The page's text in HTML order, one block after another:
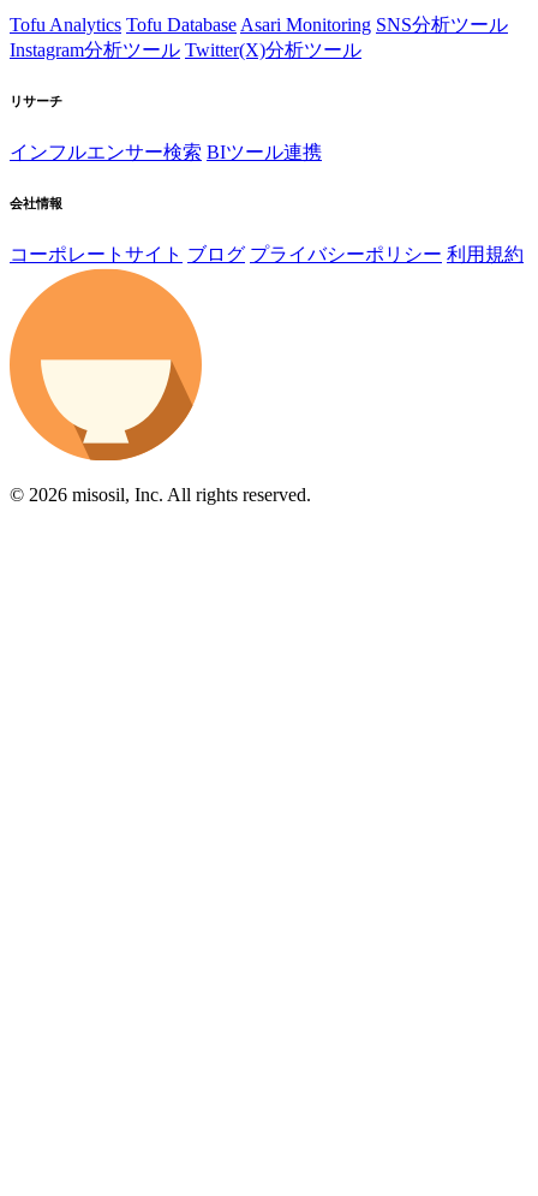
Tofu Analytics Tofu Database Asari Monitoring SNS分析ツール
Instagram分析ツール Twitter(X)分析ツール
リサーチ
インフルエンサー検索 BIツール連携
会社情報
コーポレートサイト ブログ プライバシーポリシー 利用規約
© 2026 misosil, Inc. All rights reserved.